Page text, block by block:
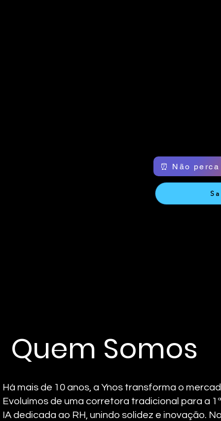
⏰ Não
Quem Somos
Há mais de 10 anos, a Ynos transforma o
Evoluímos de uma corretora tradicional para a
IA dedicada ao RH, unindo solidez e inovação.